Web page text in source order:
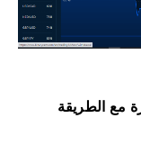
مع الطريقة